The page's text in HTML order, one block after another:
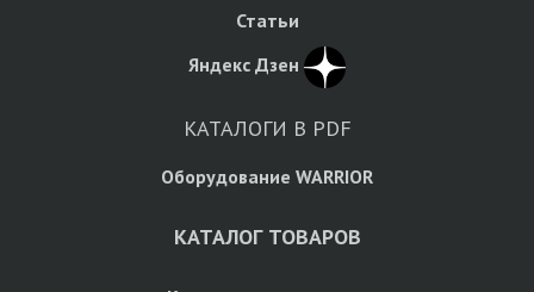
Статьи
Яндекс Дзен
КАТАЛОГИ В PDF
Оборудование WARRIOR
КАТАЛОГ ТОВАРОВ